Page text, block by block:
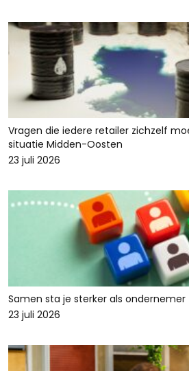
Vragen die iedere retailer zichzelf
situatie Midden-Oosten
23 juli 2026
Samen sta je sterker als ondernemer
23 juli 2026